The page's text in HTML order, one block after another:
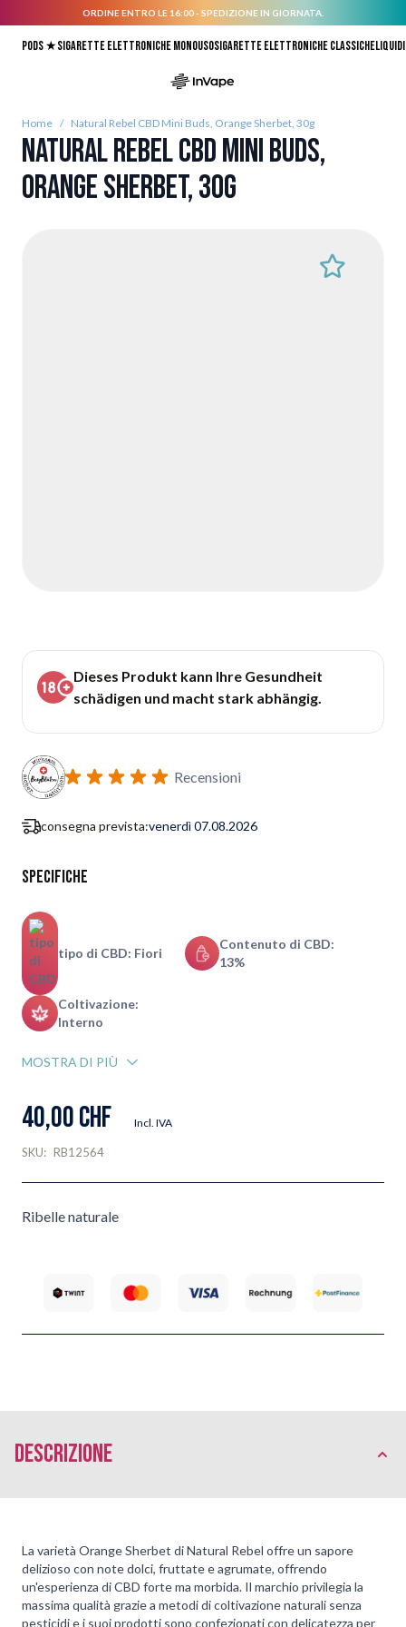
ORDINE ENTRO LE 16:00 - SPEDIZIONE IN GIORNATA.
Pods ★Sigarette elettroniche monousoSigarette elettroniche classiche
Home / Natural Rebel CBD Mini Buds, Orange Sherbet, 30g
Natural Rebel CBD Mini Buds,
Orange Sherbet, 30g
Dieses Produkt kann Ihre Gesundheit
schädigen und macht stark abhängig.
Recensioni
consegna prevista:venerdì 07.08.2026
Specifiche
tipo di CBD: Fiori
Contenuto di CBD:
13%
Coltivazione:
Interno
MOSTRA DI PIÙ
40,00 CHF Incl. IVA
SKU: RB12564
Ribelle naturale
Descrizione
La varietà Orange Sherbet di Natural Rebel offre un sapore
delizioso con note dolci, fruttate e agrumate, offrendo
un'esperienza di CBD forte ma morbida. Il marchio privilegia la
massima qualità grazie a metodi di coltivazione naturali senza
pesticidi e i suoi prodotti sono confezionati con delicatezza per